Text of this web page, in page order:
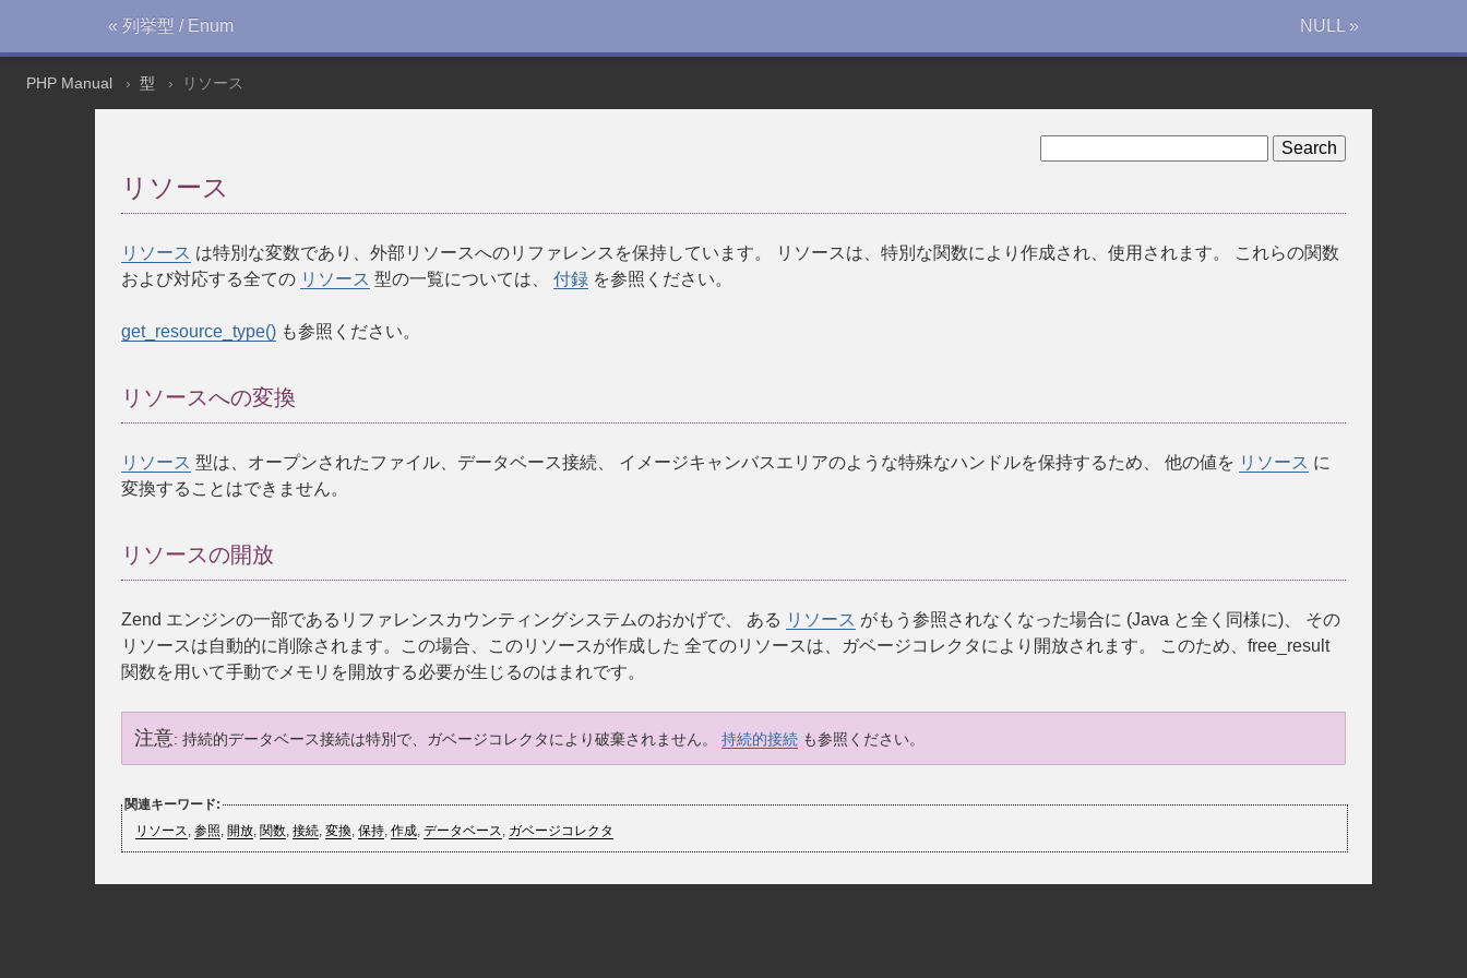
« 列挙型 / Enum NULL »
PHP Manual 型 リソース
リソース
リソース は特別な変数であり、外部リソースへのリファレンスを保持しています。 リソースは、特別な関数により作成され、使用されます。 これらの関数
および対応する全ての リソース 型の一覧については、 付録 を参照ください。
get_resource_type() も参照ください。
リソースへの変換
リソース 型は、オープンされたファイル、データベース接続、 イメージキャンバスエリアのような特殊なハンドルを保持するため、 他の値を リソース に
変換することはできません。
リソースの開放
Zend エンジンの一部であるリファレンスカウンティングシステムのおかげで、 ある リソース がもう参照されなくなった場合に (Java と全く同様に)、 その
リソースは自動的に削除されます。この場合、このリソースが作成した 全てのリソースは、ガベージコレクタにより開放されます。 このため、free_result
関数を用いて手動でメモリを開放する必要が生じるのはまれです。
注意: 持続的データベース接続は特別で、ガベージコレクタにより破棄されません。 持続的接続 も参照ください。
関連キーワード:
リソース, 参照, 開放, 関数, 接続, 変換, 保持, 作成, データベース, ガベージコレクタ